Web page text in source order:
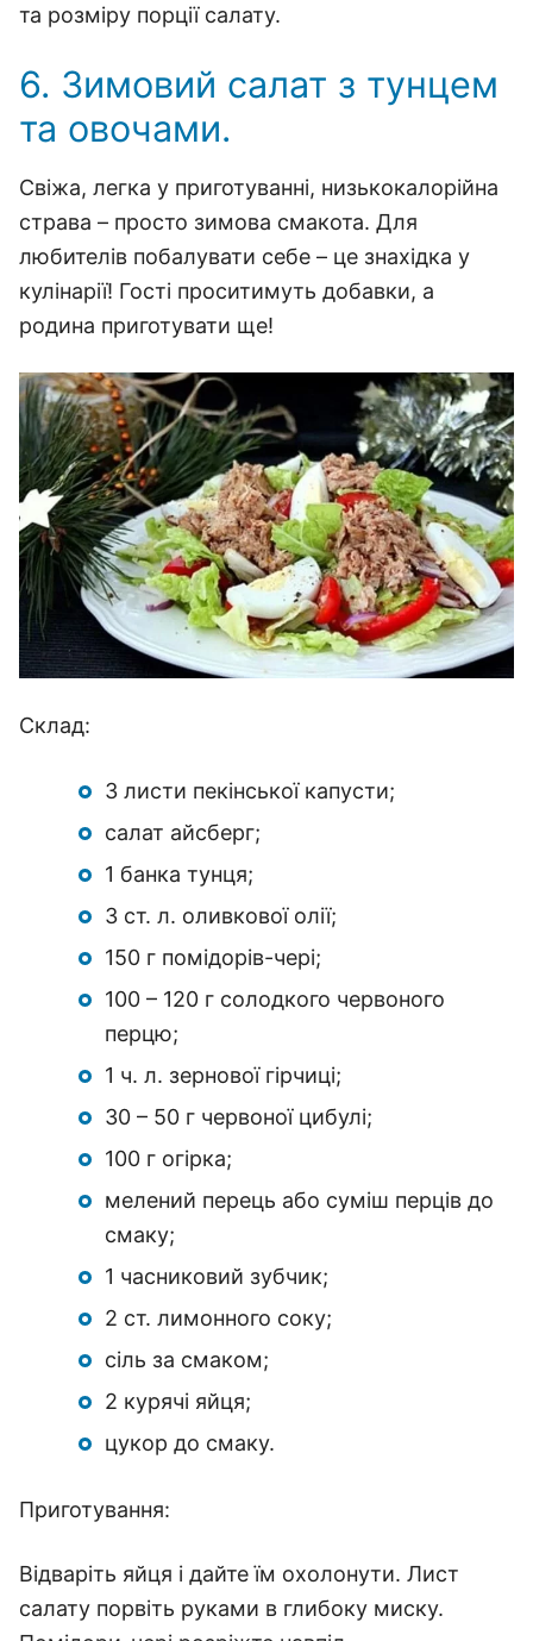
та розміру порції салату.
6. Зимовий салат з тунцем
та овочами.
Свіжа, легка у приготуванні, низькокалорійна
страва – просто зимова смакота. Для
любителів побалувати себе – це знахідка у
кулінарії! Гості проситимуть добавки, а
родина приготувати ще!
Склад:
3 листи пекінської капусти;
салат айсберг;
1 банка тунця;
3 ст. л. оливкової олії;
150 г помідорів-чері;
100 – 120 г солодкого червоного
перцю;
1 ч. л. зернової гірчиці;
30 – 50 г червоної цибулі;
100 г огірка;
мелений перець або суміш перців до
смаку;
1 часниковий зубчик;
2 ст. лимонного соку;
сіль за смаком;
2 курячі яйця;
цукор до смаку.
Приготування:
Відваріть яйця і дайте їм охолонути. Лист
салату порвіть руками в глибоку миску.